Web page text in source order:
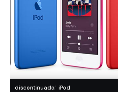
discontinuado iPod